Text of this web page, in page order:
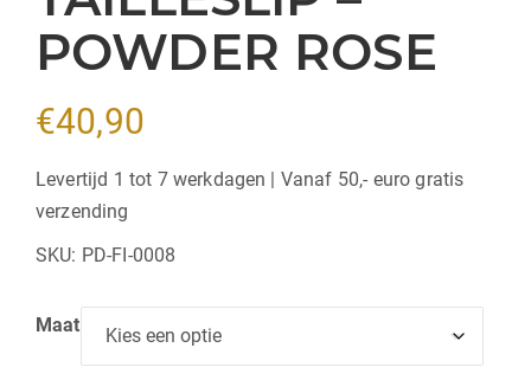
POWDER ROSE
€40,90
Levertijd 1 tot 7 werkdagen | Vanaf 50,- euro gratis
verzending
SKU: PD-FI-0008
Maat